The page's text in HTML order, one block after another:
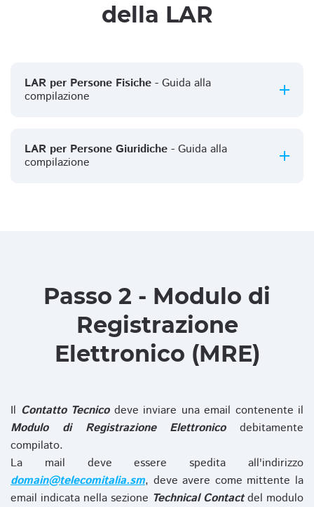
della LAR
LAR per Persone Fisiche - Guida alla
compilazione
LAR per Persone Giuridiche - Guida alla
compilazione
Passo 2 - Modulo di
Registrazione
Elettronico (MRE)
Il Contatto Tecnicodeve inviare una email contenente il
Modulo di Registrazione Elettronicodebitamente
compilato.
La mail deve essere spedita all'indirizzo
domain@telecomitalia.sm, deve avere come mittente la
email indicata nella sezione Technical Contactdel modulo